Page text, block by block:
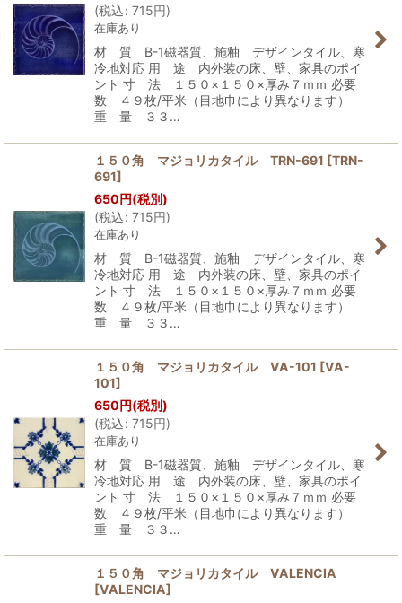
(税込: 715円)
在庫あり
材 質 B-1磁器質、施釉 デザインタイル、寒
冷地対応 用 途 内外装の床、壁、家具のポイ
ント 寸 法 １５０×１５０×厚み７ｍｍ 必要
数 ４９枚/平米（目地巾により異なります）
重 量 ３３…
１５０角 マジョリカタイル TRN-691 [TRN-
691]
650円(税別)
(税込: 715円)
在庫あり
材 質 B-1磁器質、施釉 デザインタイル、寒
冷地対応 用 途 内外装の床、壁、家具のポイ
ント 寸 法 １５０×１５０×厚み７ｍｍ 必要
数 ４９枚/平米（目地巾により異なります）
重 量 ３３…
１５０角 マジョリカタイル VA-101 [VA-
101]
650円(税別)
(税込: 715円)
在庫あり
材 質 B-1磁器質、施釉 デザインタイル、寒
冷地対応 用 途 内外装の床、壁、家具のポイ
ント 寸 法 １５０×１５０×厚み７ｍｍ 必要
数 ４９枚/平米（目地巾により異なります）
重 量 ３３…
１５０角 マジョリカタイル VALENCIA
[VALENCIA]